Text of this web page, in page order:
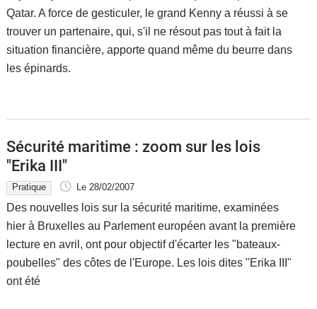
Qatar. A force de gesticuler, le grand Kenny a réussi à se
trouver un partenaire, qui, s'il ne résout pas tout à fait la
situation financière, apporte quand même du beurre dans
les épinards.
Sécurité maritime : zoom sur les lois
"Erika III"
Pratique Le 28/02/2007
Des nouvelles lois sur la sécurité maritime, examinées
hier à Bruxelles au Parlement européen avant la première
lecture en avril, ont pour objectif d'écarter les "bateaux-
poubelles" des côtes de l'Europe. Les lois dites "Erika III"
ont été